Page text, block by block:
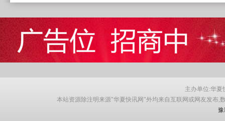
主办单位:华夏
本站资源除注明来源"华夏快讯网"外均来自互联网或网友发布,
豫